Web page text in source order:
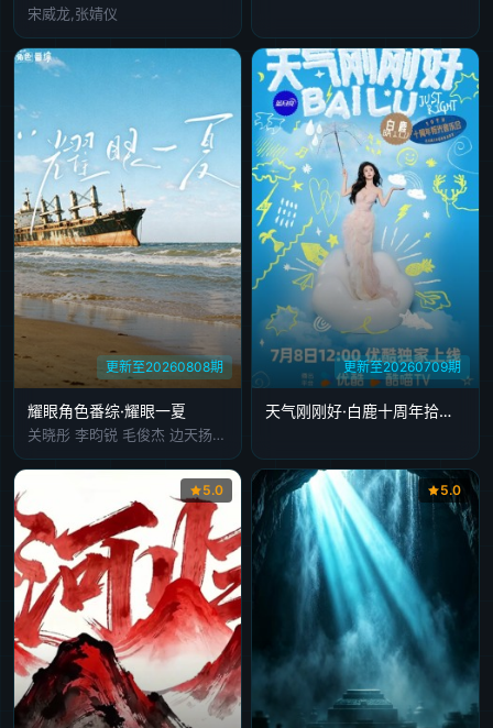
宋威龙,张婧仪
更新至20260808期
耀眼角色番综·耀眼一夏
关晓彤 李昀锐 毛俊杰 边天扬 王翰闻 高秋梓
更新至20260709期
天气刚刚好·白鹿十周年拾光音乐会
5.0 5.0